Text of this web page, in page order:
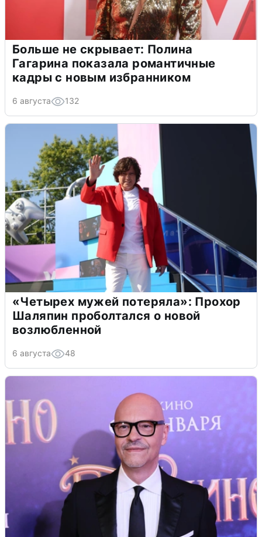
Больше не скрывает: Полина
Гагарина показала романтичные
кадры с новым избранником
6 августа 132
«Четырех мужей потеряла»: Прохор
Шаляпин проболтался о новой
возлюбленной
6 августа 48